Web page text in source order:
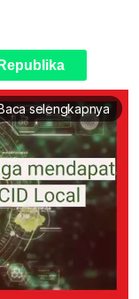
selengkapnya